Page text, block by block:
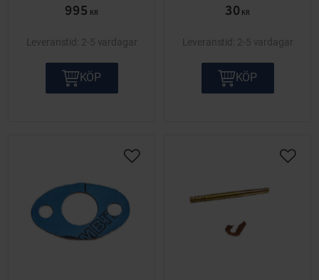
995 KR
2-5 vardagar
KÖP
30 KR
2-5 vardagar
KÖP